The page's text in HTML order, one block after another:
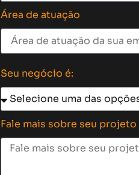
Área de atuação
Seu negócio é:
Fale mais sobre seu projeto